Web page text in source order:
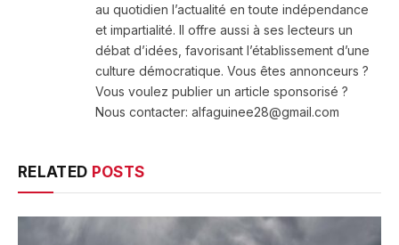
au quotidien l’actualité en toute indépendance
et impartialité. Il offre aussi à ses lecteurs un
débat d’idées, favorisant l’établissement d’une
culture démocratique. Vous êtes annonceurs ?
Vous voulez publier un article sponsorisé ?
Nous contacter: alfaguinee28@gmail.com
RELATED POSTS